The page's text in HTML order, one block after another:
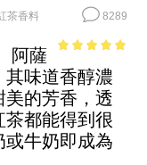
茶香料 8289
5
阿薩
味道香醇濃
的芳香，透
都能得到很
牛奶即成為